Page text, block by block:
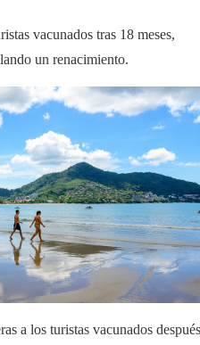
vacunados tras 18 meses,
un renacimiento.
a los turistas vacunados después